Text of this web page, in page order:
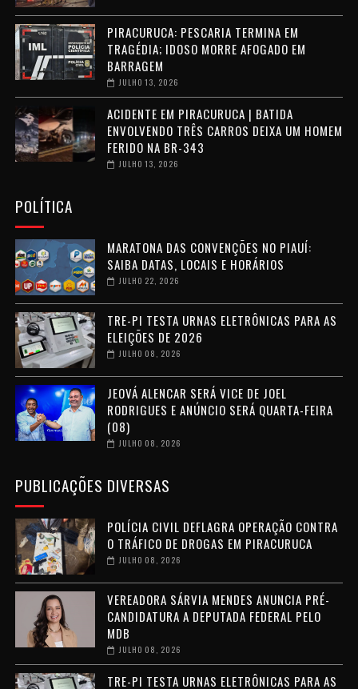
PIRACURUCA: PESCARIA TERMINA EM
TRAGÉDIA; IDOSO MORRE AFOGADO EM
BARRAGEM
JULHO 13, 2026
ACIDENTE EM PIRACURUCA | BATIDA
ENVOLVENDO TRÊS CARROS DEIXA UM HOMEM
FERIDO NA BR-343
JULHO 13, 2026
POLÍTICA
MARATONA DAS CONVENÇÕES NO PIAUÍ:
SAIBA DATAS, LOCAIS E HORÁRIOS
JULHO 22, 2026
TRE-PI TESTA URNAS ELETRÔNICAS PARA AS
ELEIÇÕES DE 2026
JULHO 08, 2026
JEOVÁ ALENCAR SERÁ VICE DE JOEL
RODRIGUES E ANÚNCIO SERÁ QUARTA-FEIRA
(08)
JULHO 08, 2026
PUBLICAÇÕES DIVERSAS
POLÍCIA CIVIL DEFLAGRA OPERAÇÃO CONTRA
O TRÁFICO DE DROGAS EM PIRACURUCA
JULHO 08, 2026
VEREADORA SÁRVIA MENDES ANUNCIA PRÉ-
CANDIDATURA A DEPUTADA FEDERAL PELO
MDB
JULHO 08, 2026
TRE-PI TESTA URNAS ELETRÔNICAS PARA AS